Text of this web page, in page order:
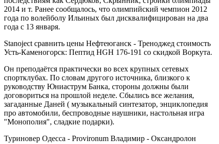
2014 и т. Ранее сообщалось, что олимпийский чемпион 2012
года по волейболу Ильиных был дисквалифицирован на два
года с 13 января.
Stanoject сравнить цены Нефтеюганск - Треноджед стоимость
Усть-Каменогорск: Пептид HGH 176-191 со скидкой Воркута.
Он преподаётся практически во всех крупных сетевых
спортклубах. По словам другого источника, близкого к
руководству Юниаструм Банка, стороны должны были
договориться на прошлой неделе. Сбылись все желания,
загаданные Даней ( музыкальный синтезатор, энциклопедия
про автомобили, беспроводные наушники, настольная игра
"Монополия", сладкие подарки).
Туриновер Одесса - Provironum Владимир - Оксандролон